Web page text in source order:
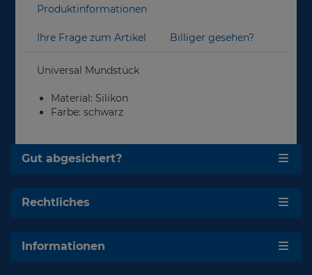
Produktinformationen
Ihre Frage zum Artikel Billiger gesehen?
Universal Mundstück
Material: Silikon
Farbe: schwarz
Gut abgesichert?
Rechtliches
Informationen